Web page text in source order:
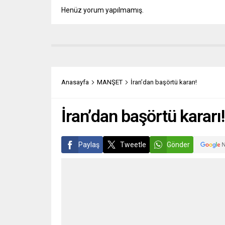
Henüz yorum yapılmamış.
Anasayfa MANŞET İran’dan başörtü kararı!
İran’dan başörtü kararı!
Paylaş Tweetle Gönder